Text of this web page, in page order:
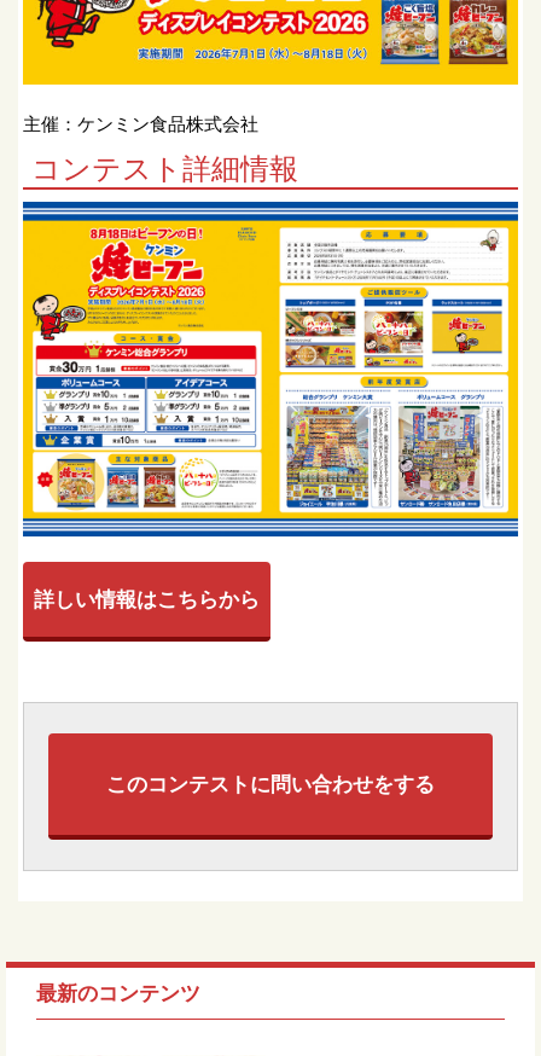
主催：ケンミン食品株式会社
コンテスト詳細情報
詳しい情報はこちらから
このコンテストに問い合わせをする
最新のコンテンツ